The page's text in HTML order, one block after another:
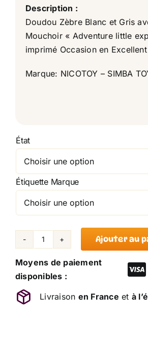
Description :
Doudou Zèbre Blanc et Gris
Mouchoir « Adventure little
imprimé Occasion en
Marque: NICOTOY – SIMBA
État
Étiquette Marque
quantité
de
Doudou
Mouchoir
Ajouter au
Moyens de paiement
disponibles :
Livraison en France et à